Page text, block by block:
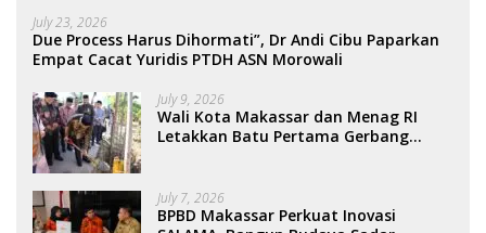
July 23, 2026
Due Process Harus Dihormati”, Dr Andi Cibu Paparkan
Empat Cacat Yuridis PTDH ASN Morowali
July 9, 2026
Wali Kota Makassar dan Menag RI
Letakkan Batu Pertama Gerbang
July 7, 2026
BPBD Makassar Perkuat Inovasi